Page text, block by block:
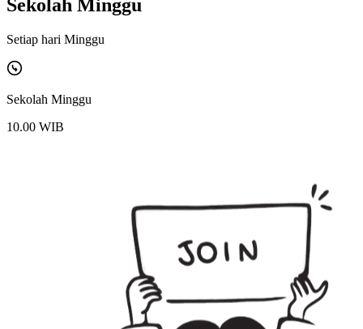
Sekolah Minggu
Setiap hari Minggu
Sekolah Minggu
10.00 WIB